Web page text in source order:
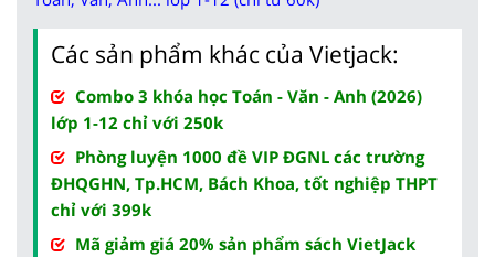
Các sản phẩm khác của Vietjack:
Combo 3 khóa học Toán - Văn - Anh (2026)
lớp 1-12 chỉ với 250k
Phòng luyện 1000 đề VIP ĐGNL các trường
ĐHQGHN, Tp.HCM, Bách Khoa, tốt nghiệp THPT
chỉ với 399k
Mã giảm giá 20% sản phẩm sách VietJack